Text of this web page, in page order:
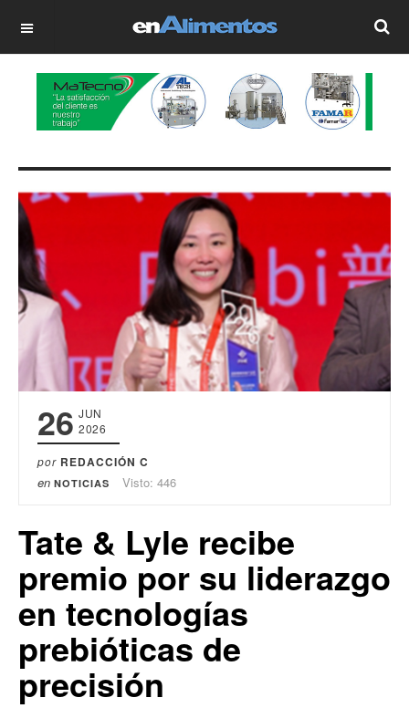
OFF CANVAS
26 JUN
2026
por REDACCIÓN C
en NOTICIAS Visto: 446
Tate & Lyle recibe
premio por su liderazgo
en tecnologías
prebióticas de
precisión